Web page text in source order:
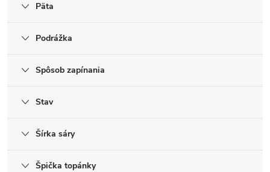
Päta
Podrážka
Spôsob zapínania
Stav
Šírka sáry
Špička topánky